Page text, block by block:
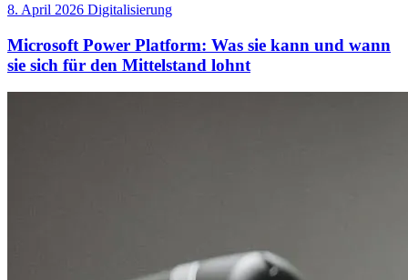
8. April 2026 Digitalisierung
Microsoft Power Platform: Was sie kann und wann
sie sich für den Mittelstand lohnt